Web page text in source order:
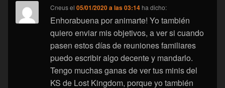
Cneusel05/01/2020 a las 03:14 ha dicho:
Enhorabuena por animarte! Yo también
quiero enviar mis objetivos, a ver si cuando
pasen estos días de reuniones familiares
puedo escribir algo decente y mandarlo.
Tengo muchas ganas de ver tus minis del
KS de Lost Kingdom, porque yo también